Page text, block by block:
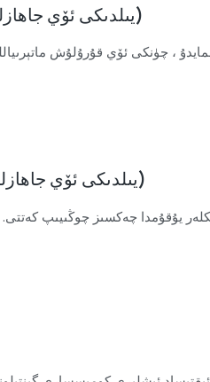
2022-يىلدىكى ئۆي جاھازلىرى بازىرىنىڭ ھازىرقى ئەھۋالى: قىيىن ، ئەمما ئىستىقباللىق كەلگۈسى (1)
2022-يىلدىكى ئۆي جاھازلىرى بازىرىنىڭ ھازىرقى ئەھۋالى: قىيىن ، ئەمما ئىستىقباللىق كەلگۈسى (2)
يۇقۇمدا چەكسىز چوڭىيىپ كەتتى.